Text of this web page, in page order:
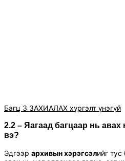
Багц 3 ЗАХИАЛАХ хүргэлт үнэгүй
2.2 – Яагаад багцаар нь авах
вэ?
Эдгээр архивын хэрэгсэлийг